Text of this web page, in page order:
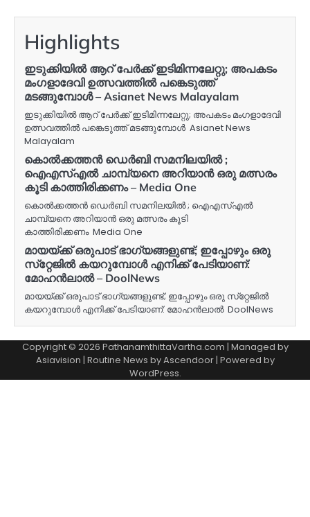
Highlights
ഇടുക്കിയിൽ ആറ് പേർക്ക് ഇടിമിന്നലേറ്റു; അപകടം
മംഗളാദേവി ഉത്സവത്തിൽ പങ്കെടുത്ത്
മടങ്ങുമ്പോൾ – Asianet News Malayalam
ഇടുക്കിയിൽ ആറ് പേർക്ക് ഇടിമിന്നലേറ്റു; അപകടം മംഗളാദേവി
ഉത്സവത്തിൽ പങ്കെടുത്ത് മടങ്ങുമ്പോൾ Asianet News
Malayalam
കൊൽക്കത്തൻ ഡെർബി സമനിലയിൽ ;
ഐഎസ്‌എൽ ചാമ്പ്യനെ അറിയാൻ ഒരു മത്സരം
കൂടി കാത്തിരിക്കണം – Media One
കൊൽക്കത്തൻ ഡെർബി സമനിലയിൽ ; ഐഎസ്‌എൽ
ചാമ്പ്യനെ അറിയാൻ ഒരു മത്സരം കൂടി
കാത്തിരിക്കണം Media One
മായയ്ക്ക് ഒരുപാട് ഭാഗ്യങ്ങളുണ്ട്; ഇപ്പോഴും ഒരു
സ്‌റ്റേജില്‍ കയറുമ്പോള്‍ എനിക്ക് പേടിയാണ്:
മോഹന്‍ലാല്‍ – DoolNews
മായയ്ക്ക് ഒരുപാട് ഭാഗ്യങ്ങളുണ്ട്; ഇപ്പോഴും ഒരു സ്‌റ്റേജില്‍
കയറുമ്പോള്‍ എനിക്ക് പേടിയാണ്: മോഹന്‍ലാല്‍ DoolNews
Copyright © 2026 PathanamthittaVartha.com | Managed by
Asiavision | Routine News byAscendoor| Powered by
WordPress.